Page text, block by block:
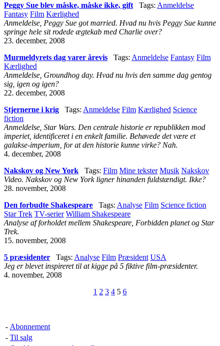
Peggy Sue blev måske, måske ikke, gift
Tags: Anmeldelse
Fantasy Film Kærlighed
Anmeldelse, Peggy Sue got married. Hvad nu hvis Peggy Sue kunne
springe hele sit rodede ægtekab med Charlie over?
23. december, 2008
Murmeldyrets dag varer årevis
Tags: Anmeldelse Fantasy Film
Kærlighed
Anmeldelse, Groundhog day. Hvad nu hvis den samme dag gentog
sig, igen og igen?
22. december, 2008
Stjernerne i krig
Tags: Anmeldelse Film Kærlighed Science
fiction
Anmeldelse, Star Wars. Den centrale historie er republikken mod
imperiet, identificeret i en enkelt familie. Behøvede det være et
galakse-imperium, for at den historie kunne virke? Nah.
4. december, 2008
Nakskov og New York
Tags: Film Mine tekster Musik Nakskov
Video. Nakskov og New York ligner hinanden fuldstændigt. Ikke?
28. november, 2008
Den forbudte Shakespeare
Tags: Analyse Film Science fiction
Star Trek TV-serier William Shakespeare
Analyse af forholdet mellem Shakespeare, Forbidden planet og Star
Trek.
15. november, 2008
5 præsidenter
Tags: Analyse Film Præsident USA
Jeg er blevet inspireret til at kigge på 5 fiktive film-præsidenter.
4. november, 2008
1 2 3 4 5 6
- Abonnement
- Til salg